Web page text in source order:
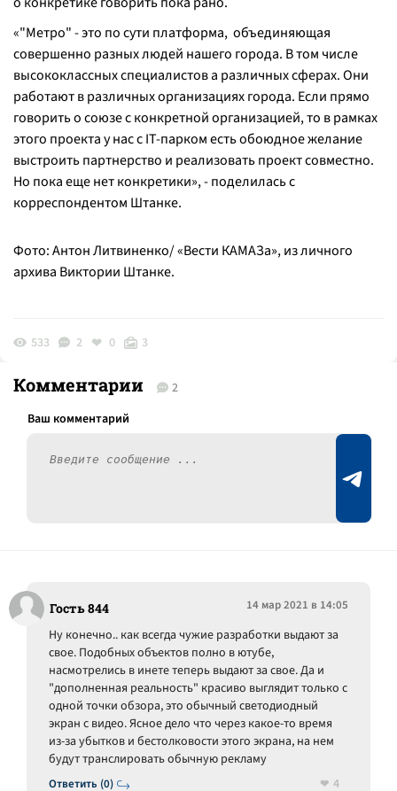
«"Метро" - это по сути платформа, объединяющая
совершенно разных людей нашего города. В том числе
высококлассных специалистов а различных сферах. Они
работают в различных организациях города. Если прямо
говорить о союзе с конкретной организацией, то в рамках
этого проекта у нас с IT-парком есть обоюдное желание
выстроить партнерство и реализовать проект совместно.
Но пока еще нет конкретики», - поделилась с
корреспондентом Штанке.
Фото: Антон Литвиненко/ «Вести КАМАЗа», из личного
архива Виктории Штанке.
533 2 0 3
Комментарии 2
Гость 844 14 мар 2021 в 14:05
Ответить (0)
Ну конечно.. как всегда чужие разработки выдают за
свое. Подобных объектов полно в ютубе,
насмотрелись в инете теперь выдают за свое. Да и
"дополненная реальность" красиво выглядит только с
одной точки обзора, это обычный светодиодный
экран с видео. Ясное дело что через какое-то время
из-за убытков и бестолковости этого экрана, на нем
будут транслировать обычную рекламу
4